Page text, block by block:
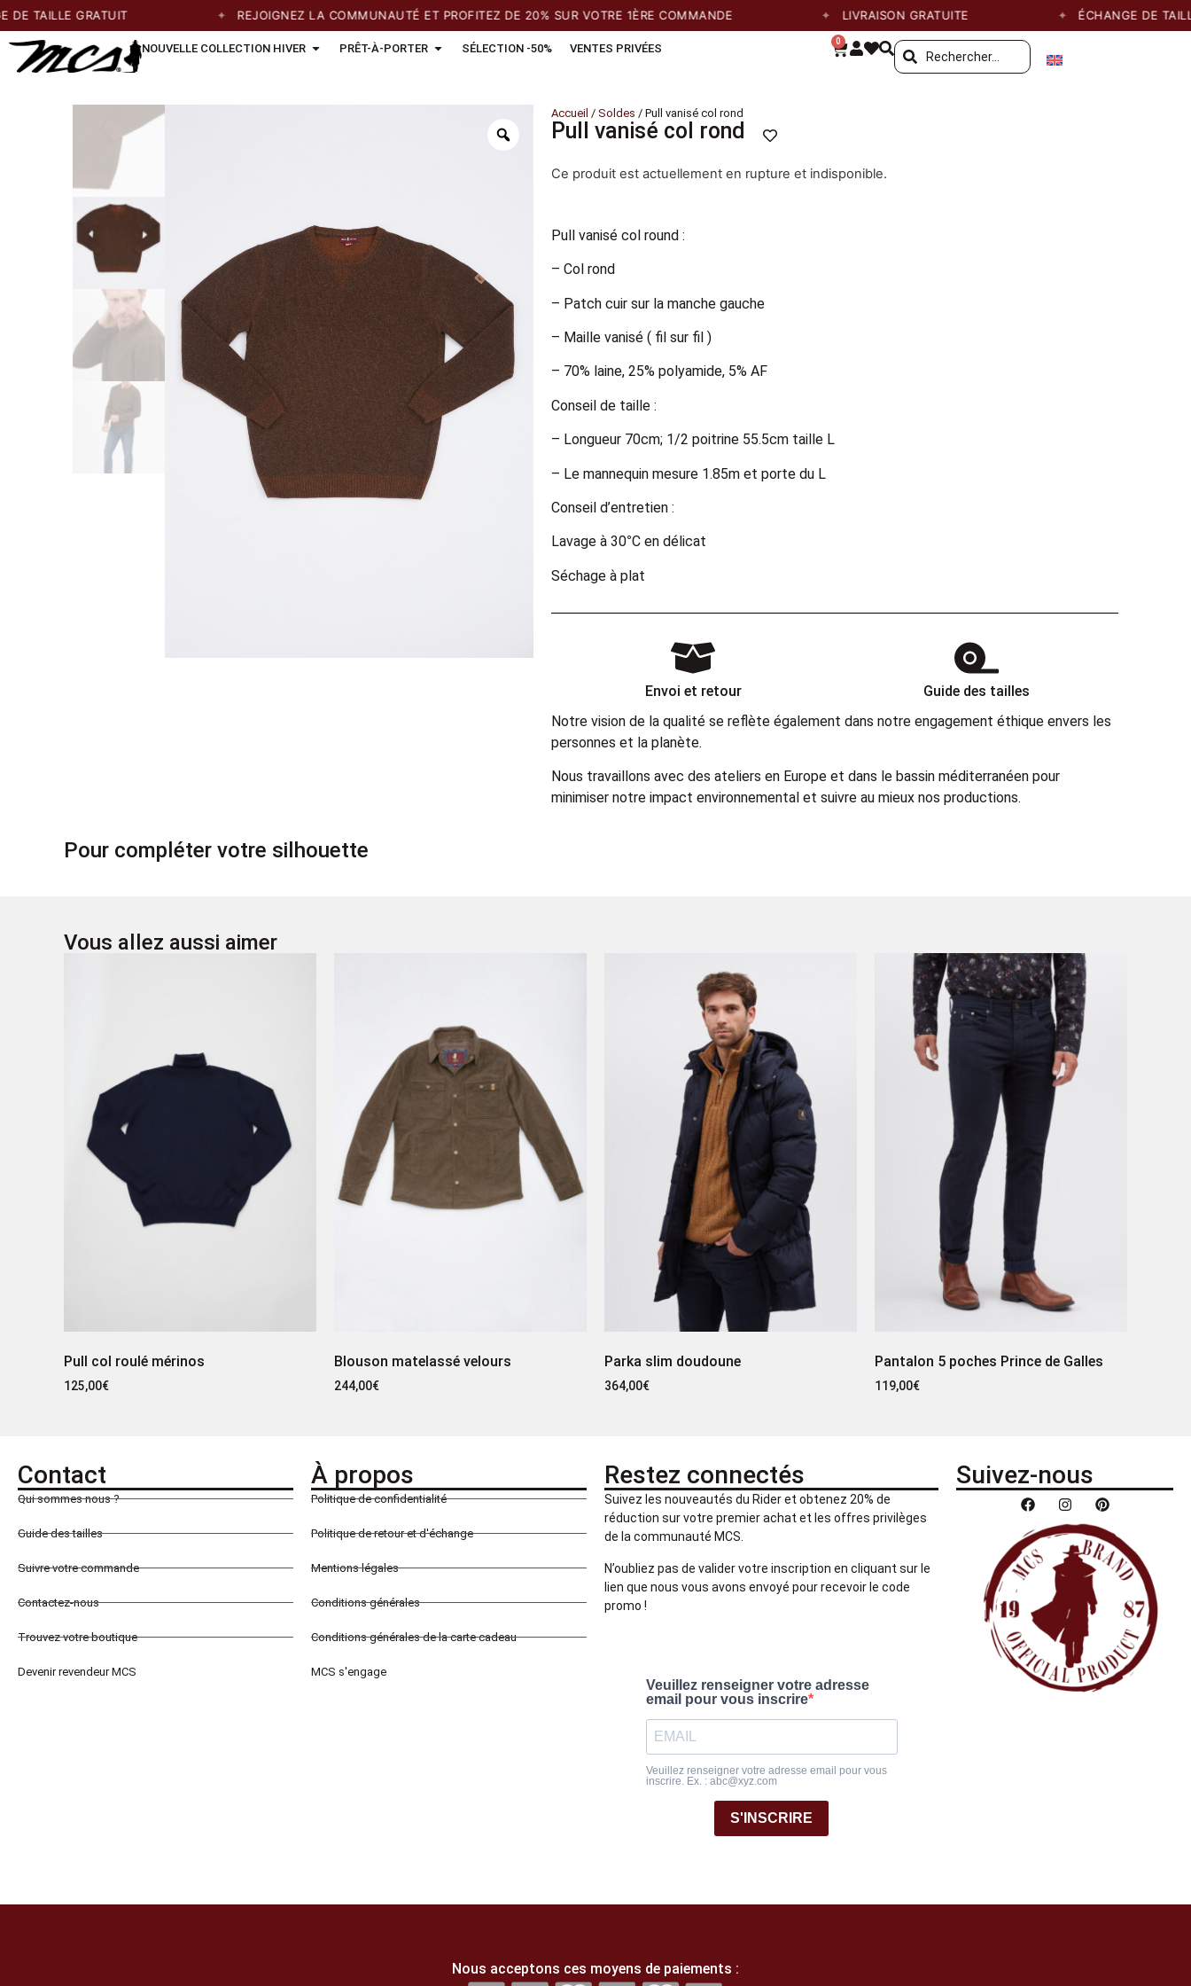
TAILLE GRATUIT REJOIGNEZ LA COMMUNAUTÉ ET PROFITEZ DE 20% SUR VOTRE 1ÈRE COMMANDE LIVRAISON GRATUITE ÉCHANGE DE TAILLE
NOUVELLE COLLECTION HIVER PRÊT-À-PORTER SÉLECTION -50% VENTES PRIVÉES
0
Accueil / Soldes / Pull vanisé col rond
Pull vanisé col rond
Ce produit est actuellement en rupture et indisponible.
Pull vanisé col round :
– Col rond
– Patch cuir sur la manche gauche
– Maille vanisé ( fil sur fil )
– 70% laine, 25% polyamide, 5% AF
Conseil de taille :
– Longueur 70cm; 1/2 poitrine 55.5cm taille L
– Le mannequin mesure 1.85m et porte du L
Conseil d’entretien :
Lavage à 30°C en délicat
Séchage à plat
Envoi et retour
Guide des tailles
Notre vision de la qualité se reflète également dans notre engagement éthique envers les
personnes et la planète.
Nous travaillons avec des ateliers en Europe et dans le bassin méditerranéen pour
minimiser notre impact environnemental et suivre au mieux nos productions.
Pour compléter votre silhouette
Vous allez aussi aimer
Pull col roulé mérinos
125,00€
Blouson matelassé velours
244,00€
Parka slim doudoune
364,00€
Pantalon 5 poches Prince de Galles
119,00€
Contact
Qui sommes nous ?
Guide des tailles
Suivre votre commande
Contactez-nous
Trouvez votre boutique
Devenir revendeur MCS
À propos
Politique de confidentialité
Politique de retour et d'échange
Mentions légales
Conditions générales
Conditions générales de la carte cadeau
MCS s'engage
Restez connectés
Suivez les nouveautés du Rider et obtenez 20% de
réduction sur votre premier achat et les offres privilèges
de la communauté MCS.
N’oubliez pas de valider votre inscription en cliquant sur le
lien que nous vous avons envoyé pour recevoir le code
promo !
Veuillez renseigner votre adresse
email pour vous inscrire
Veuillez renseigner votre adresse email pour vous
inscrire. Ex. : abc@xyz.com
S'INSCRIRE
Suivez-nous
Nous acceptons ces moyens de paiements :